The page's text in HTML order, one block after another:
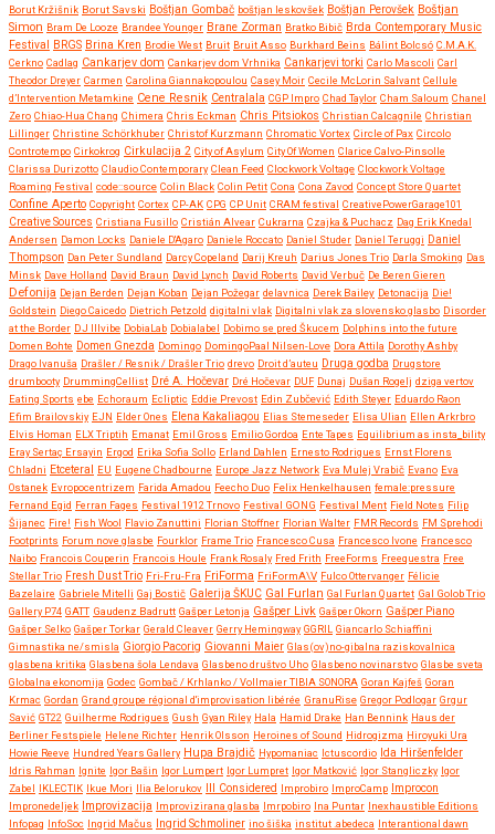
Borut Kržišnik Borut Savski Boštjan Gombač boštjan leskovšek Boštjan Perovšek Boštjan
Simon Bram De Looze Brandee Younger Brane Zorman Bratko Bibič Brda Contemporary Music
Festival
BRGS Brina Kren Brodie West Bruit Bruit Asso Burkhard Beins Bálint Bolcsó C.M.A.K.
Cerkno Cadlag Cankarjev dom Cankarjev dom Vrhnika Cankarjevi torki Carlo Mascoli Carl
Theodor Dreyer Carmen Carolina Giannakopoulou Casey Moir Cecile McLorin Salvant Cellule
d’Intervention Metamkine Cene Resnik Centralala CGP Impro Chad Taylor Cham Saloum Chanel
Zero Chiao-Hua Chang Chimera Chris Eckman Chris Pitsiokos Christian Calcagnile Christian
Lillinger Christine Schörkhuber Christof Kurzmann Chromatic Vortex Circle of Pax Circolo
Controtempo Cirkokrog Cirkulacija 2 City of Asylum City Of Women Clarice Calvo-Pinsolle
Clarissa Durizotto Claudio Contemporary Clean Feed Clockwork Voltage Clockwork Voltage
Roaming Festival code::source Colin Black Colin Petit Cona Cona Zavod Concept Store Quartet
Confine Aperto Copyright Cortex CP-AK CPG CP Unit CRAM festival CreativePowerGarage101
Creative Sources Cristiana Fusillo Cristián Alvear Cukrarna Czajka & Puchacz Dag Erik Knedal
Andersen Damon Locks Daniele D'Agaro Daniele Roccato Daniel Studer Daniel Teruggi Daniel
Thompson Dan Peter Sundland Darcy Copeland Darij Kreuh Darius Jones Trio Darla Smoking Das
Minsk Dave Holland David Braun David Lynch David Roberts David Verbuč De Beren Gieren
Defonija Dejan Berden Dejan Koban Dejan Požegar delavnica Derek Bailey Detonacija Die!
Goldstein Diego Caicedo Dietrich Petzold digitalni vlak Digitalni vlak za slovensko glasbo Disorder
at the Border DJ Illvibe DobiaLab Dobialabel Dobimo se pred Škucem Dolphins into the future
Domen Bohte Domen Gnezda Domingo DomingoPaal Nilsen-Love Dora Attila Dorothy Ashby
Drago Ivanuša Drašler / Resnik / Drašler Trio drevo Droit d’auteu Druga godba Drugstore
drumbooty DrummingCellist Dré A. Hočevar Dré Hočevar DUF Dunaj Dušan Rogelj dziga vertov
Eating Sports ebe Echoraum Ecliptic Eddie Prevost Edin Zubčević Edith Steyer Eduardo Raon
Efim Brailovskiy EJN Elder Ones Elena Kakaliagou Elias Stemeseder Elisa Ulian Ellen Arkrbro
Elvis Homan ELX Triptih Emanat Emil Gross Emilio Gordoa Ente Tapes Equilibrium as insta_bility
Eray Sertaç Ersayin Ergod Erika Sofia Sollo Erland Dahlen Ernesto Rodrigues Ernst Florens
Chladni Etceteral EU Eugene Chadbourne Europe Jazz Network Eva Mulej Vrabič Evano Eva
Ostanek Evropocentrizem Farida Amadou Feecho Duo Felix Henkelhausen female:pressure
Fernand Egid Ferran Fages Festival 1912 Trnovo Festival GONG Festival Ment Field Notes Filip
Šijanec Fire! Fish Wool Flavio Zanuttini Florian Stoffner Florian Walter FMR Records FM Sprehodi
Footprints Forum nove glasbe Fourklor Frame Trio Francesco Cusa Francesco Ivone Francesco
Naibo Francois Couperin Francois Houle Frank Rosaly Fred Frith FreeForms Freequestra Free
Stellar Trio Fresh Dust Trio Fri-Fru-Fra FriForma FriFormA\V Fulco Ottervanger Félicie
Bazelaire Gabriele Mitelli Gaj Bostič Galerija ŠKUC Gal Furlan Gal Furlan Quartet Gal Golob Trio
Gallery P74 GATT Gaudenz Badrutt Gašper Letonja Gašper Livk Gašper Okorn Gašper Piano
Gašper Selko Gašper Torkar Gerald Cleaver Gerry Hemingway GGRIL Giancarlo Schiaffini
Gimnastika ne/smisla Giorgio Pacorig Giovanni Maier Glas(ov)no-gibalna raziskovalnica
glasbena kritika Glasbena šola Lendava Glasbeno društvo Uho Glasbeno novinarstvo Glasbe sveta
Globalna ekonomija Godec Gombač / Krhlanko / Vollmaier TIBIA SONORA Goran Kajfeš Goran
Krmac Gordan Grand groupe régional d'improvisation libérée GranuRise Gregor Podlogar Grgur
Savić GT22 Guilherme Rodrigues Gush Gyan Riley Hala Hamid Drake Han Bennink Haus der
Berliner Festspiele Helene Richter Henrik Olsson Heroines of Sound Hidrogizma Hiroyuki Ura
Howie Reeve Hundred Years Gallery Hupa Brajdič Hypomaniac Ictuscordio Ida Hiršenfelder
Idris Rahman Ignite Igor Bašin Igor Lumpert Igor Lumpret Igor Matković Igor Stangliczky Igor
Zabel IKLECTIK Ikue Mori Ilia Belorukov Ill Considered Improbiro ImproCamp
Improcon
Impronedeljek Improvizacija Improvizirana glasba Imrpobiro Ina Puntar Inexhaustible Editions
Infopaq InfoSoc Ingrid Mačus Ingrid Schmoliner ino šiška institut .abedeca Interantional dawn